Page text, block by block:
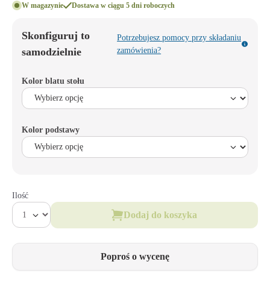
W magazynie Dostawa w ciągu 5 dni roboczych
Skonfiguruj to
samodzielnie
Potrzebujesz pomocy przy składaniu
zamówienia?
Kolor blatu stołu
Kolor podstawy
Ilość
Dodaj do koszyka
Poproś o wycenę